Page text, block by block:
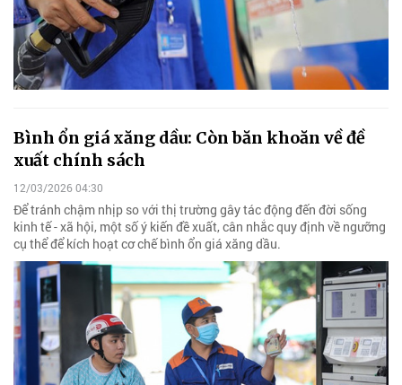
Bình ổn giá xăng dầu: Còn băn khoăn về đề
xuất chính sách
12/03/2026 04:30
Để tránh chậm nhịp so với thị trường gây tác động đến đời sống
kinh tế - xã hội, một số ý kiến đề xuất, cân nhắc quy định về ngưỡng
cụ thể để kích hoạt cơ chế bình ổn giá xăng dầu.